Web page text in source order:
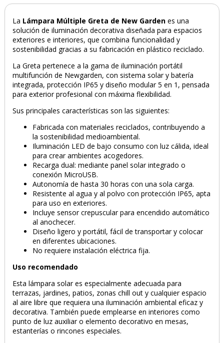
La Lámpara Múltiple Greta de New Garden es una
solución de iluminación decorativa diseñada para espacios
exteriores e interiores, que combina funcionalidad y
sostenibilidad gracias a su fabricación en plástico reciclado.
La Greta pertenece a la gama de iluminación portátil
multifunción de Newgarden, con sistema solar y batería
integrada, protección IP65 y diseño modular 5 en 1, pensada
para exterior profesional con máxima flexibilidad.
Sus principales características son las siguientes:
Fabricada con materiales reciclados, contribuyendo a
la sostenibilidad medioambiental.
Iluminación LED de bajo consumo con luz cálida, ideal
para crear ambientes acogedores.
Recarga dual: mediante panel solar integrado o
conexión MicroUSB.
Autonomía de hasta 30 horas con una sola carga.
Resistente al agua y al polvo con protección IP65, apta
para uso en exteriores.
Incluye sensor crepuscular para encendido automático
al anochecer.
Diseño ligero y portátil, fácil de transportar y colocar
en diferentes ubicaciones.
No requiere instalación eléctrica fija.
Uso recomendado
Esta lámpara solar es especialmente adecuada para
terrazas, jardines, patios, zonas chill out y cualquier espacio
al aire libre que requiera una iluminación ambiental eficaz y
decorativa. También puede emplearse en interiores como
punto de luz auxiliar o elemento decorativo en mesas,
estanterías o rincones especiales.